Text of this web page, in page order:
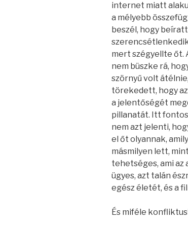
internet miatt
a mélyebb
beszél, hogy
mert szégyellte őt.
nem büszke rá,
szörnyű volt
törekedett, hogy
a jelentőségét
pillanatát. Itt
nem azt jelenti,
el őt olyannak,
másmilyen lett,
tehetséges, ami az
ügyes, azt talán
egész életét, és a
És miféle